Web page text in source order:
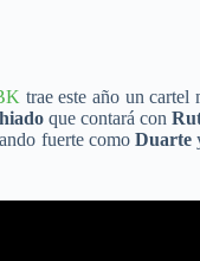
trae este año un cartel
que contará con
fuerte como Duarte